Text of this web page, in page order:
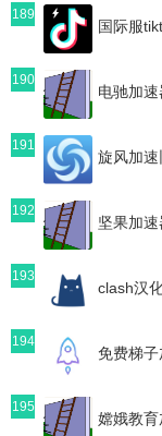
189
国际服
190
电驰加
191
旋风加速
192
坚果加
193
clash汉
194
免费梯
195
嫦娥教育